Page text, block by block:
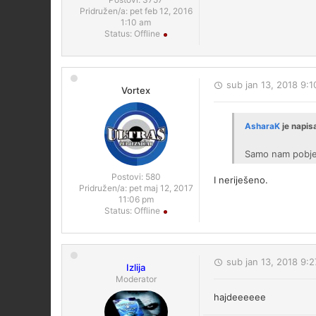
Pridružen/a: pet feb 12, 2016
1:10 am
Status: Offline
Vortex
Postovi: 580
Pridružen/a: pet maj 12, 2017
11:06 pm
Status: Offline
sub jan 13, 2018
AsharaK je
Samo nam
I neriješeno.
Izlija
Moderator
sub jan 13, 2018
hajdeeeeee